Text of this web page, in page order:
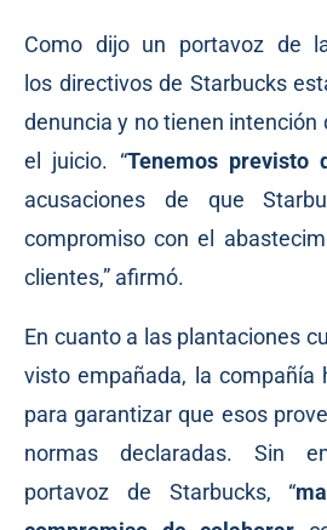
Como dijoun portavoz de
los directivos de Starbucks
denuncia y no tienen intención
el juicio. “Tenemos previsto
acusaciones de que
compromiso con el
clientes,” afirmó.
En cuanto a las plantaciones
visto empañada, la compañía
para garantizar que esos
normas declaradas. Sin
portavoz de Starbucks, “